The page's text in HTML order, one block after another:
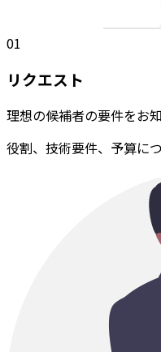
01
リクエスト
理想の候補者の要件をお
役割、技術要件、予算に